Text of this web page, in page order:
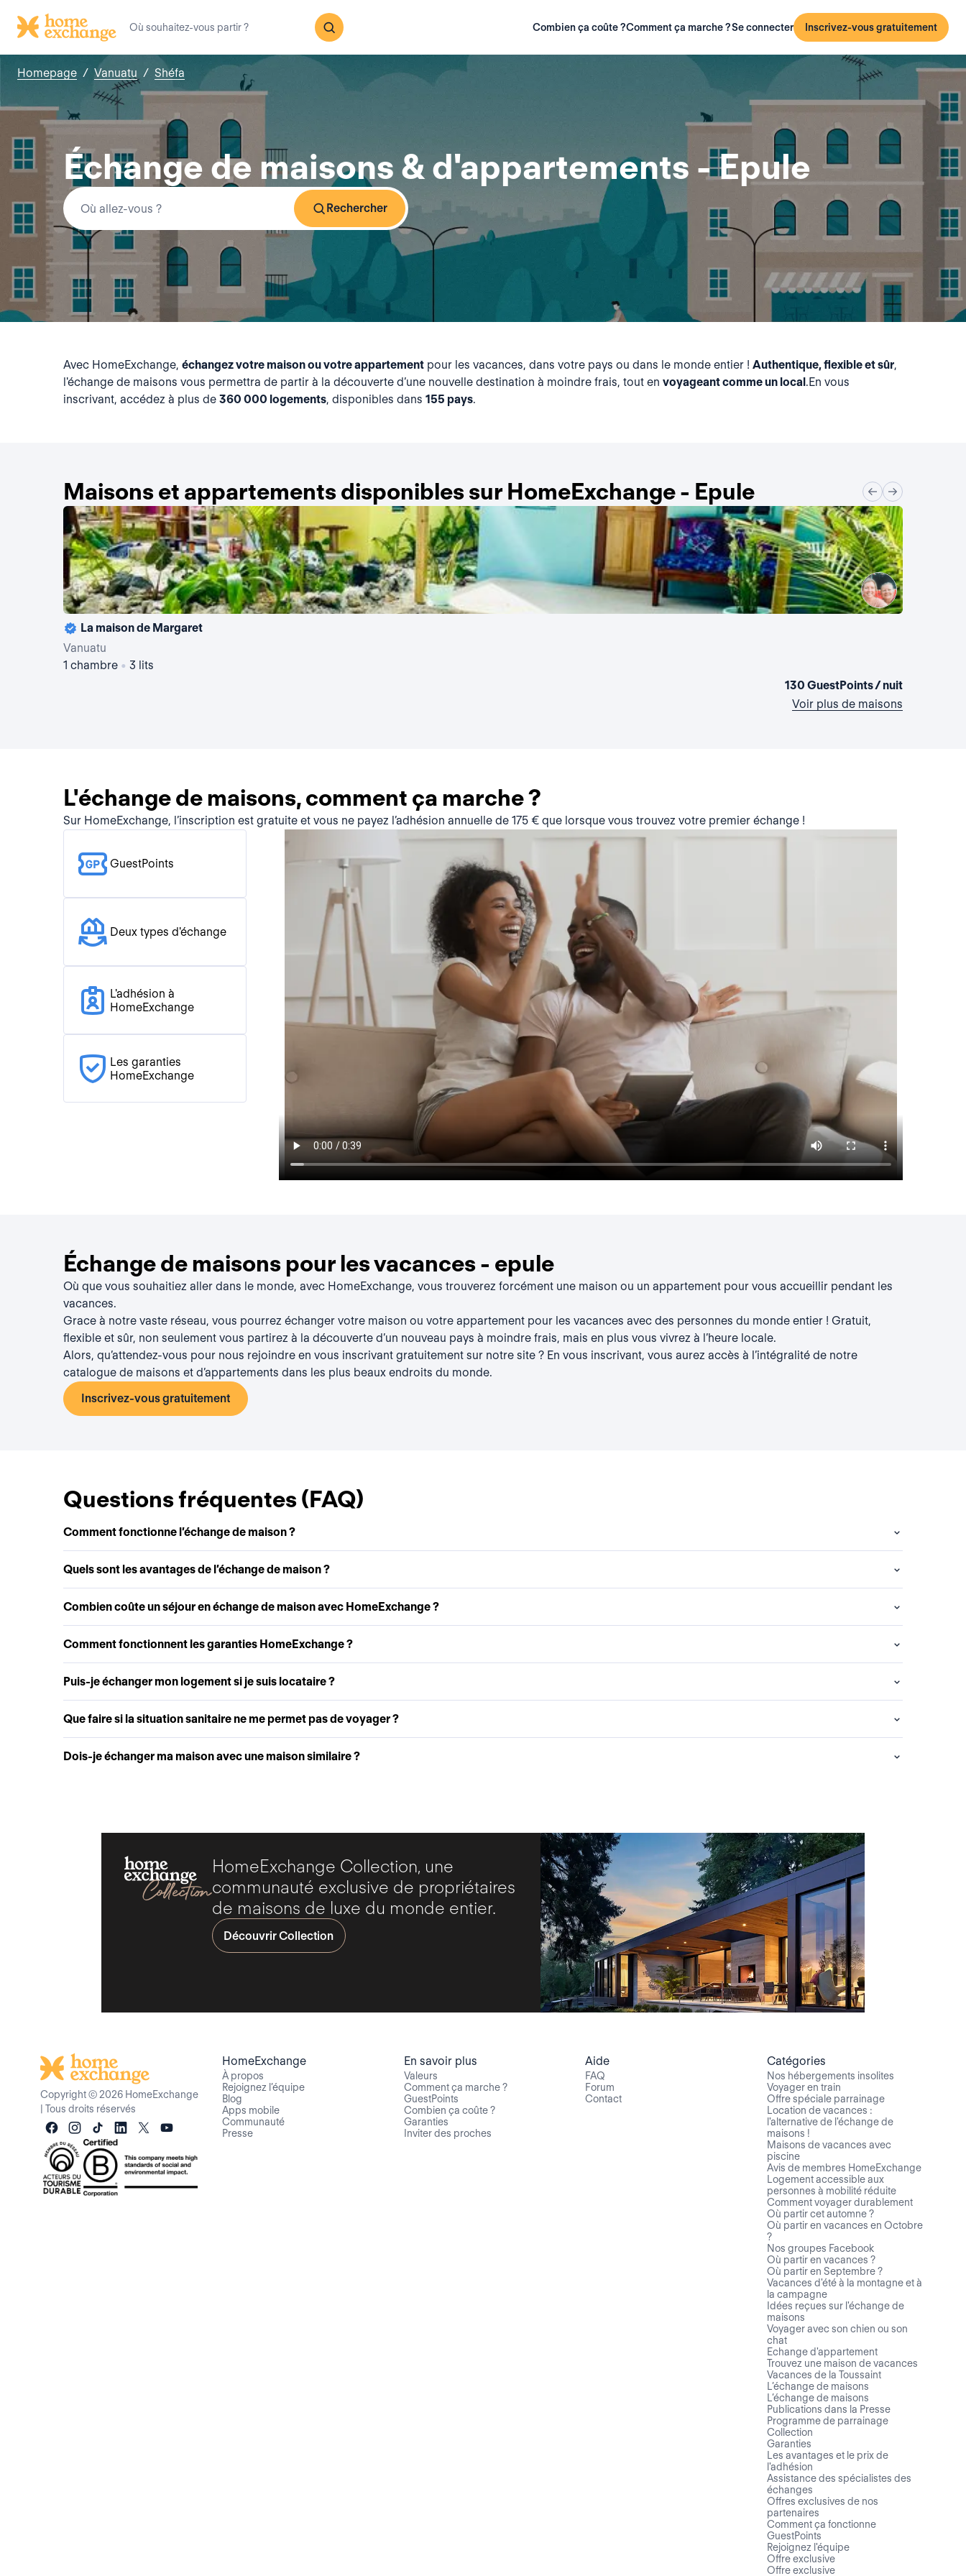
Combien ça coûte ?Comment ça marche ?Se connecter Inscrivez-vous gratuitement
Homepage / Vanuatu / Shéfa
Échange de maisons & d'appartements - Epule
Rechercher
Avec HomeExchange, échangez votre maison ou votre appartement pour les vacances, dans votre pays ou dans le monde entier ! Authentique, flexible et sûr,
l'échange de maisons vous permettra de partir à la découverte d’une nouvelle destination à moindre frais, tout en voyageant comme un local.En vous
inscrivant, accédez à plus de 360 000 logements, disponibles dans 155 pays.
Maisons et appartements disponibles sur HomeExchange - Epule
La maison de Margaret
Vanuatu
1 chambre • 3 lits
130 GuestPoints / nuit
Voir plus de maisons
L'échange de maisons, comment ça marche ?
Sur HomeExchange, l’inscription est gratuite et vous ne payez l’adhésion annuelle de 175 € que lorsque vous trouvez votre premier échange !
GuestPoints
Deux types d'échange
L'adhésion à
HomeExchange
Les garanties
HomeExchange
Échange de maisons pour les vacances - epule
Où que vous souhaitiez aller dans le monde, avec HomeExchange, vous trouverez forcément une maison ou un appartement pour vous accueillir pendant les
vacances.
Grace à notre vaste réseau, vous pourrez échanger votre maison ou votre appartement pour les vacances avec des personnes du monde entier ! Gratuit,
flexible et sûr, non seulement vous partirez à la découverte d’un nouveau pays à moindre frais, mais en plus vous vivrez à l’heure locale.
Alors, qu’attendez-vous pour nous rejoindre en vous inscrivant gratuitement sur notre site ? En vous inscrivant, vous aurez accès à l’intégralité de notre
catalogue de maisons et d’appartements dans les plus beaux endroits du monde.
Inscrivez-vous gratuitement
Questions fréquentes (FAQ)
Comment fonctionne l’échange de maison ?
Quels sont les avantages de l’échange de maison ?
Combien coûte un séjour en échange de maison avec HomeExchange ?
Comment fonctionnent les garanties HomeExchange ?
Puis-je échanger mon logement si je suis locataire ?
Que faire si la situation sanitaire ne me permet pas de voyager ?
Dois-je échanger ma maison avec une maison similaire ?
HomeExchange Collection, une
communauté exclusive de propriétaires
de maisons de luxe du monde entier.
Découvrir Collection
Copyright © 2026 HomeExchange
Tous droits réservés
HomeExchange
À propos
Rejoignez l’équipe
Blog
Apps mobile
Communauté
Presse
En savoir plus
Valeurs
Comment ça marche ?
GuestPoints
Combien ça coûte ?
Garanties
Inviter des proches
Aide
FAQ
Forum
Contact
Catégories
Nos hébergements insolites
Voyager en train
Offre spéciale parrainage
Location de vacances :
l'alternative de l'échange de
maisons !
Maisons de vacances avec
piscine
Avis de membres HomeExchange
Logement accessible aux
personnes à mobilité réduite
Comment voyager durablement
Où partir cet automne ?
Où partir en vacances en Octobre
?
Nos groupes Facebook
Où partir en vacances ?
Où partir en Septembre ?
Vacances d'été à la montagne et à
la campagne
Idées reçues sur l'échange de
maisons
Voyager avec son chien ou son
chat
Echange d'appartement
Trouvez une maison de vacances
Vacances de la Toussaint
L’échange de maisons
L’échange de maisons
Publications dans la Presse
Programme de parrainage
Collection
Garanties
Les avantages et le prix de
l'adhésion
Assistance des spécialistes des
échanges
Offres exclusives de nos
partenaires
Comment ça fonctionne
GuestPoints
Rejoignez l'équipe
Offre exclusive
Offre exclusive